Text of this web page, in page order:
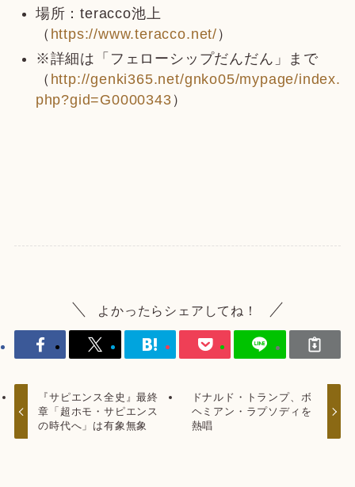
場所：teracco池上
（ https://www.teracco.net/ ）
※詳細は「フェローシップだんだん」まで
（ http://genki365.net/gnko05/mypage/index.
php?gid=G0000343 ）
よかったらシェアしてね！
『サピエンス全史』最終
章「超ホモ・サピエンス
の時代へ」は有象無象
ドナルド・トランプ、ボ
ヘミアン・ラプソディを
熱唱